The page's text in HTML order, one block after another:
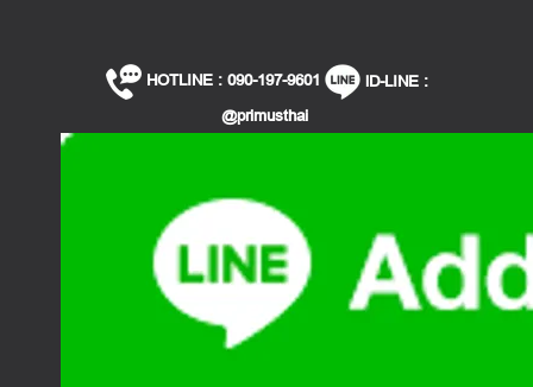
HOTLINE : 090-197-9601
lD-LINE :
@primusthai